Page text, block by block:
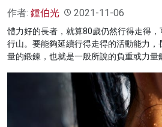
作者: 鍾伯光 2021-11-06
體力好的長者，就算80歲仍然行得走得
行山。要能夠延續行得走得的活動能力，
量的鍛鍊，也就是一般所說的負重或力量